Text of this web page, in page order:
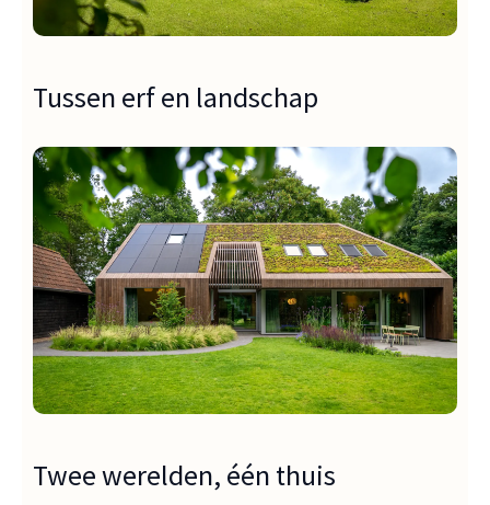
Tussen erf en landschap
Twee werelden, één thuis